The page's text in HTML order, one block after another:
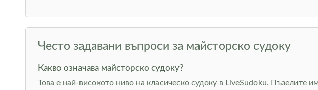
Често задавани въпроси за майсторско судоку
Какво означава майсторско судоку?
Това е най-високото ниво на класическо судоку в LiveSudoku. Пъзелите